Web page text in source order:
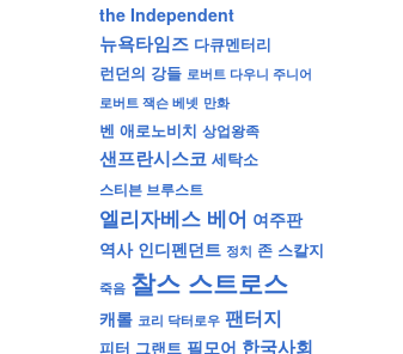
the Independent
뉴욕타임즈 다큐멘터리
런던의 강들 로버트 다우니 주니어
로버트 잭슨 베넷 만화
벤 애로노비치 상업왕족
샌프란시스코 세탁소
스티븐 브루스트
엘리자베스 베어 여주판
역사 인디펜던트 정치 존 스칼지
죽음 찰스 스트로스
캐롤 코리 닥터로우 팬터지
피터 그랜트 필모어 한국사회